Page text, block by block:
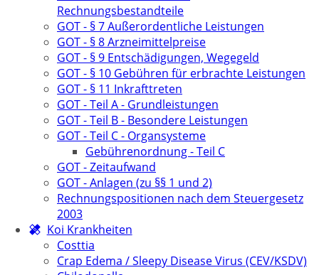
Rechnungsbestandteile
GOT - § 7 Außerordentliche Leistungen
GOT - § 8 Arzneimittelpreise
GOT - § 9 Entschädigungen, Wegegeld
GOT - § 10 Gebühren für erbrachte Leistungen
GOT - § 11 Inkrafttreten
GOT - Teil A - Grundleistungen
GOT - Teil B - Besondere Leistungen
GOT - Teil C - Organsysteme
Gebührenordnung - Teil C
GOT - Zeitaufwand
GOT - Anlagen (zu §§ 1 und 2)
Rechnungspositionen nach dem Steuergesetz
2003
Koi Krankheiten
Costtia
Crap Edema / Sleepy Disease Virus (CEV/KSDV)